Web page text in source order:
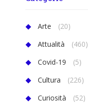
Arte
(20)
Attualità
(460)
Covid-19
(5)
Cultura
(226)
Curiosità
(52)